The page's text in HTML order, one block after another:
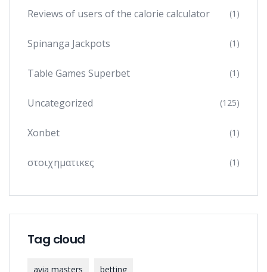
Reviews of users of the calorie calculator (1)
Spinanga Jackpots (1)
Table Games Superbet (1)
Uncategorized (125)
Xonbet (1)
στοιχηματικες (1)
Tag cloud
avia masters betting